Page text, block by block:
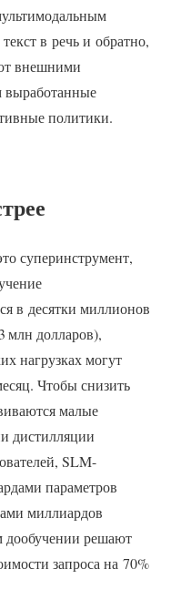
в речь и обратно,
внешними
выработанные
политики.
суперинструмент,
в десятки миллионов
млн долларов),
нагрузках могут
Чтобы снизить
малые
дистилляции
SLM-
параметров
миллиардов
дообучении решают
запроса на 70%